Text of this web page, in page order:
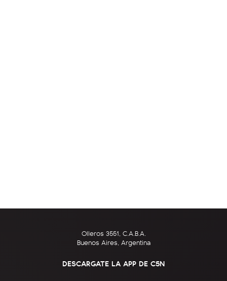
Olleros 3551, C.A.B.A.
Buenos Aires, Argentina
DESCARGATE LA APP DE C5N